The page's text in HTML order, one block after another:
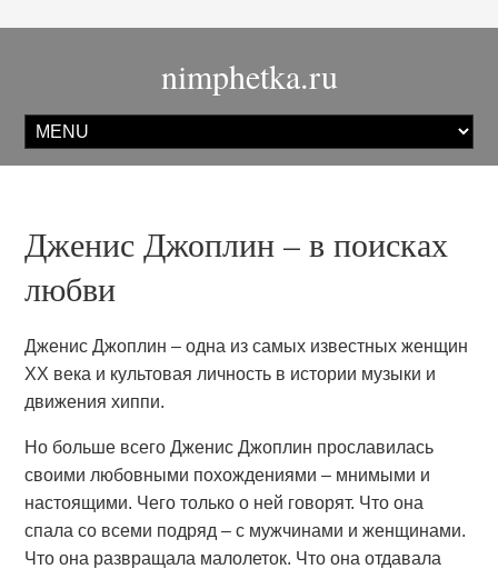
nimphetka.ru
Дженис Джоплин – в поисках
любви
Дженис Джоплин – одна из самых известных женщин
ХХ века и культовая личность в истории музыки и
движения хиппи.
Но больше всего Дженис Джоплин прославилась
своими любовными похождениями – мнимыми и
настоящими. Чего только о ней говорят. Что она
спала со всеми подряд – с мужчинами и женщинами.
Что она развращала малолеток. Что она отдавала